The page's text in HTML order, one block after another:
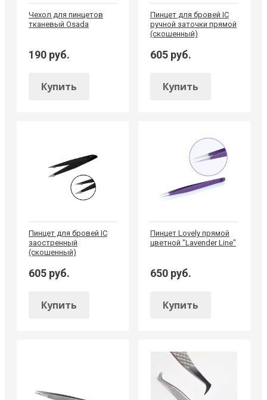
Чехол для пинцетов
тканевый Osada
190 руб.
Купить
Пинцет для бровей IC
ручной заточки прямой
(скошенный)
605 руб.
Купить
Пинцет для бровей IC
заостренный
(скошенный)
605 руб.
Купить
Пинцет Lovely прямой
цветной "Lavender Line"
650 руб.
Купить